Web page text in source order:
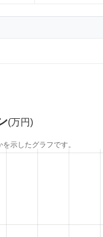
(万円)
示したグラフです。